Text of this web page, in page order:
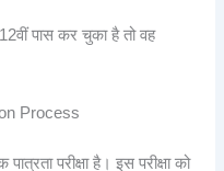
पास कर चुका है तो वह
Process
परीक्षा है। इस परीक्षा को